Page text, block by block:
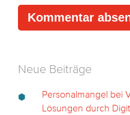
Neue Beiträge
Personalmangel bei
Lösungen durch